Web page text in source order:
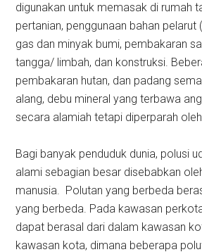
digunakan untuk memasak di rumah
pertanian, penggunaan bahan pelarut (
gas dan minyak bumi, pembakaran
tangga/ limbah, dan konstruksi.
pembakaran hutan, dan padang
alang, debu mineral yang terbawa
secara alamiah tetapi diperparah
Bagi banyak penduduk dunia, polusi
alami sebagian besar disebabkan
manusia. Polutan yang berbeda
yang berbeda. Pada kawasan
dapat berasal dari dalam kawasan
kawasan kota, dimana beberapa